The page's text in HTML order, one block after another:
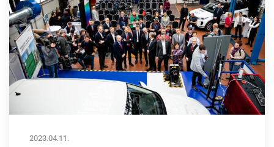
2023.04.11.